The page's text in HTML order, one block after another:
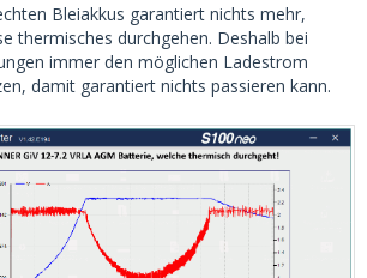
Bleiakkus garantiert nichts mehr,
thermisches durchgehen. Deshalb bei
immer den möglichen Ladestrom
damit garantiert nichts passieren kann.